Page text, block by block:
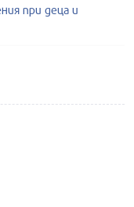
при деца и